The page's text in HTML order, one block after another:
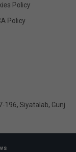
Policy
Policy
196, Siyatalab, Gunj